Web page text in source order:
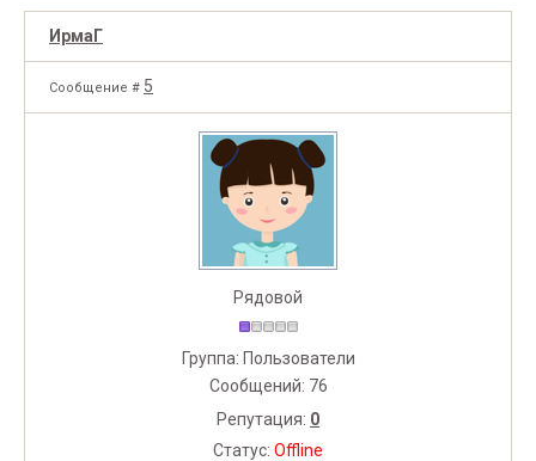
ИрмаГ
Сообщение # 5
Рядовой
Группа: Пользователи
Сообщений: 76
Репутация: 0
Статус: Offline